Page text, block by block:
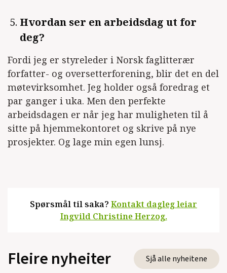
Hvordan ser en arbeidsdag ut for
deg?
Fordi jeg er styreleder i Norsk faglitterær
forfatter- og oversetterforening, blir det en del
møtevirksomhet. Jeg holder også foredrag et
par ganger i uka. Men den perfekte
arbeidsdagen er når jeg har muligheten til å
sitte på hjemmekontoret og skrive på nye
prosjekter. Og lage min egen lunsj.
Spørsmål til saka? Kontakt dagleg leiar
Ingvild Christine Herzog.
Fleire nyheiter Sjå alle nyheitene